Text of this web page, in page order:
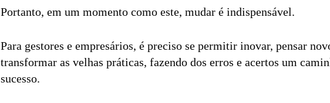
Portanto, em um momento como este, mudar é indispensável.
Para gestores e empresários, é preciso se permitir inovar, pensar
transformar as velhas práticas, fazendo dos erros e acertos um
sucesso.